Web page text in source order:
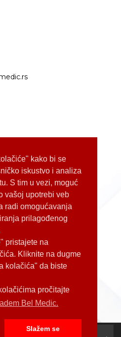
kako bi se
iskustvo i analiza
S tim u vezi, moguć
vašoj upotrebi veb
radi omogućavanja
prilagođenog
pristajete na
Kliknite na dugme
kolačića" da biste
pročitajte
Bel Medic.
Slažem se